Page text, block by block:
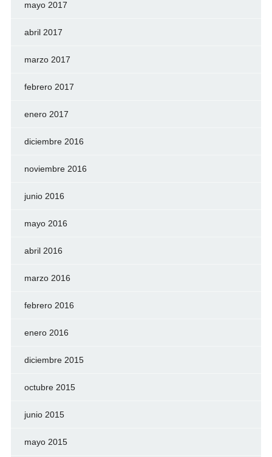
mayo 2017
abril 2017
marzo 2017
febrero 2017
enero 2017
diciembre 2016
noviembre 2016
junio 2016
mayo 2016
abril 2016
marzo 2016
febrero 2016
enero 2016
diciembre 2015
octubre 2015
junio 2015
mayo 2015